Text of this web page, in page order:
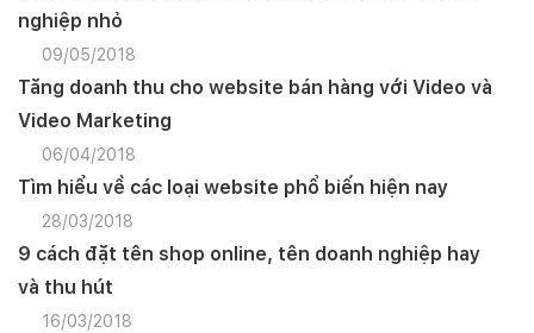
nghiệp nhỏ
09/05/2018
Tăng doanh thu cho website bán hàng với Video và
Video Marketing
06/04/2018
Tìm hiểu về các loại website phổ biến hiện nay
28/03/2018
9 cách đặt tên shop online, tên doanh nghiệp hay
và thu hút
16/03/2018